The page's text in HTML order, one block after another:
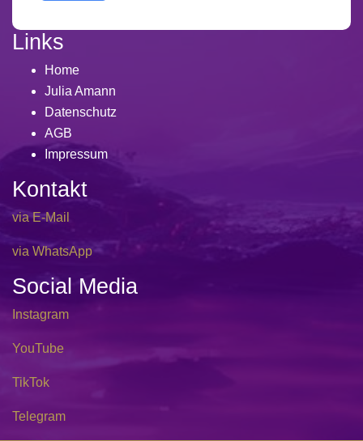
Links
Home
Julia Amann
Datenschutz
AGB
Impressum
Kontakt
via E-Mail
via WhatsApp
Social Media
Instagram
YouTube
TikTok
Telegram